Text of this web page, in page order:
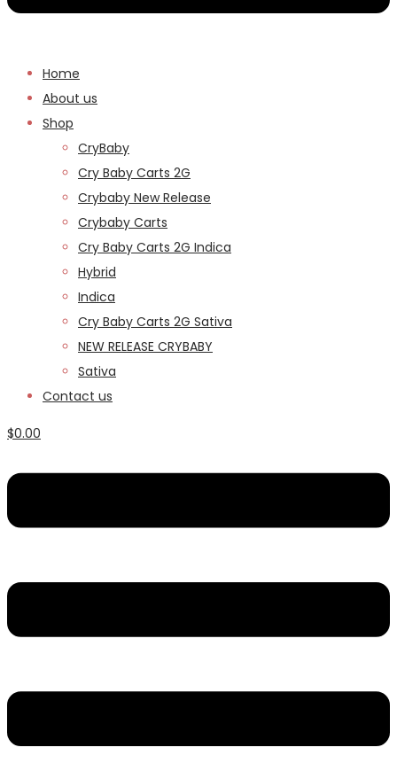
Home
About us
Shop
CryBaby
Cry Baby Carts 2G
Crybaby New Release
Crybaby Carts
Cry Baby Carts 2G Indica
Hybrid
Indica
Cry Baby Carts 2G Sativa
NEW RELEASE CRYBABY
Sativa
Contact us
$0.00